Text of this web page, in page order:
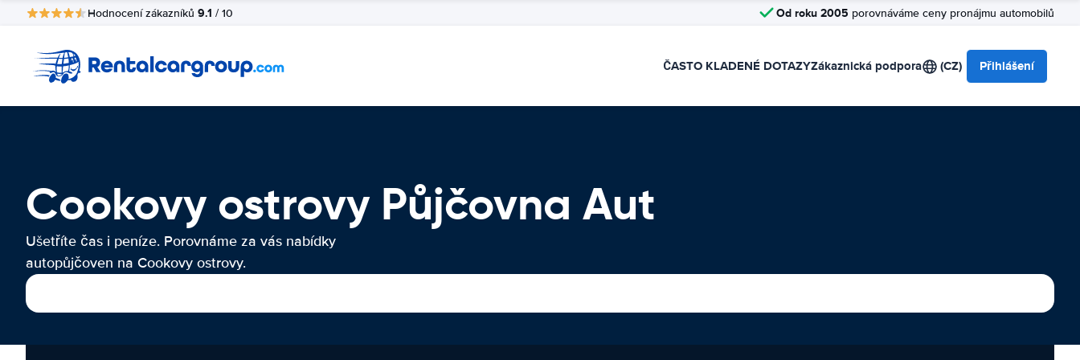
Hodnocení zákazníků 9.1 / 10 Od roku 2005 porovnáváme ceny pronájmu automobilů
ČASTO KLADENÉ DOTAZYZákaznická podpora (CZ) Přihlášení
Cookovy ostrovy Půjčovna Aut
Ušetříte čas i peníze. Porovnáme za vás nabídky
autopůjčoven na Cookovy ostrovy.